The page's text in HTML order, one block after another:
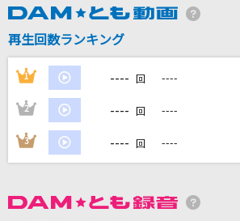
GHOST
GACKT(Gackt)
DAMの新曲・ランキングなど
再生回数ランキング
1 ---- 回 ----
2 ---- 回 ----
3 ---- 回 ----